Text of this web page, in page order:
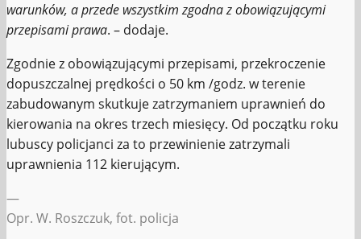
warunków, a przede wszystkim zgodna z obowiązującymi
przepisami prawa. – dodaje.
Zgodnie z obowiązującymi przepisami, przekroczenie
dopuszczalnej prędkości o 50 km /godz. w terenie
zabudowanym skutkuje zatrzymaniem uprawnień do
kierowania na okres trzech miesięcy. Od początku roku
lubuscy policjanci za to przewinienie zatrzymali
uprawnienia 112 kierującym.
—
Opr. W. Roszczuk, fot. policja